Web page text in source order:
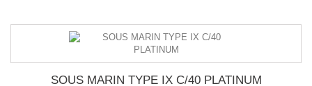
SOUS MARIN TYPE IX C/40 PLATINUM